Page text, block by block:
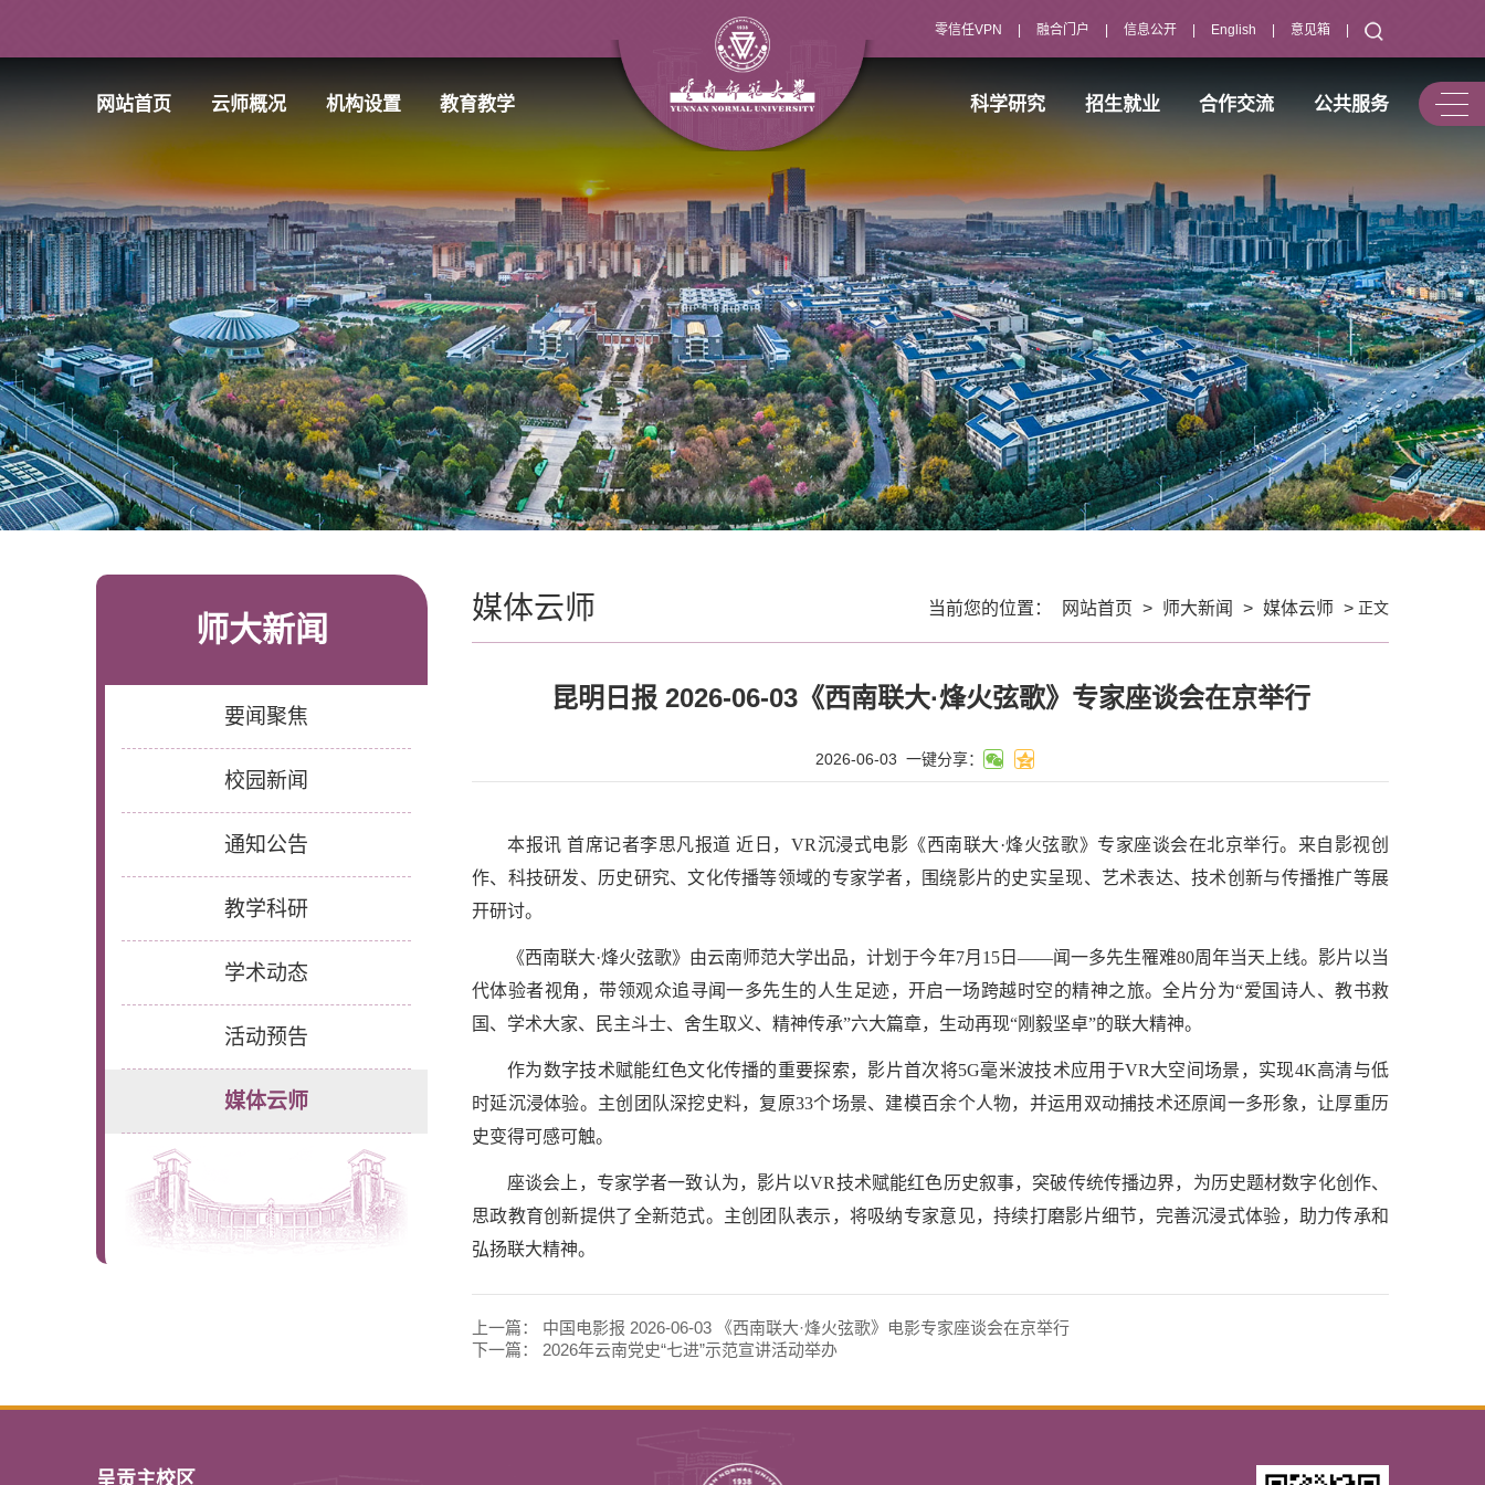
零信任VPN 融合门户 信息公开 English 意见箱
网站首页 云师概况 机构设置 教育教学 科学研究 招生就业 合作交流 公共服务
师大新闻
要闻聚焦
校园新闻
通知公告
教学科研
学术动态
活动预告
媒体云师
媒体云师 当前您的位置： 网站首页 > 师大新闻 > 媒体云师 > 正文
昆明日报 2026-06-03《西南联大·烽火弦歌》专家座谈会在京举行
2026-06-03 一键分享：
本报讯 首席记者李思凡报道 近日，VR沉浸式电影《西南联大·烽火弦歌》专家座谈会在北京举行。来自影视创
作、科技研发、历史研究、文化传播等领域的专家学者，围绕影片的史实呈现、艺术表达、技术创新与传播推广等展
开研讨。
《西南联大·烽火弦歌》由云南师范大学出品，计划于今年7月15日——闻一多先生罹难80周年当天上线。影片以当
代体验者视角，带领观众追寻闻一多先生的人生足迹，开启一场跨越时空的精神之旅。全片分为“爱国诗人、教书救
国、学术大家、民主斗士、舍生取义、精神传承”六大篇章，生动再现“刚毅坚卓”的联大精神。
作为数字技术赋能红色文化传播的重要探索，影片首次将5G毫米波技术应用于VR大空间场景，实现4K高清与低
时延沉浸体验。主创团队深挖史料，复原33个场景、建模百余个人物，并运用双动捕技术还原闻一多形象，让厚重历
史变得可感可触。
座谈会上，专家学者一致认为，影片以VR技术赋能红色历史叙事，突破传统传播边界，为历史题材数字化创作、
思政教育创新提供了全新范式。主创团队表示，将吸纳专家意见，持续打磨影片细节，完善沉浸式体验，助力传承和
弘扬联大精神。
上一篇： 中国电影报 2026-06-03 《西南联大·烽火弦歌》电影专家座谈会在京举行
下一篇： 2026年云南党史“七进”示范宣讲活动举办
呈贡主校区